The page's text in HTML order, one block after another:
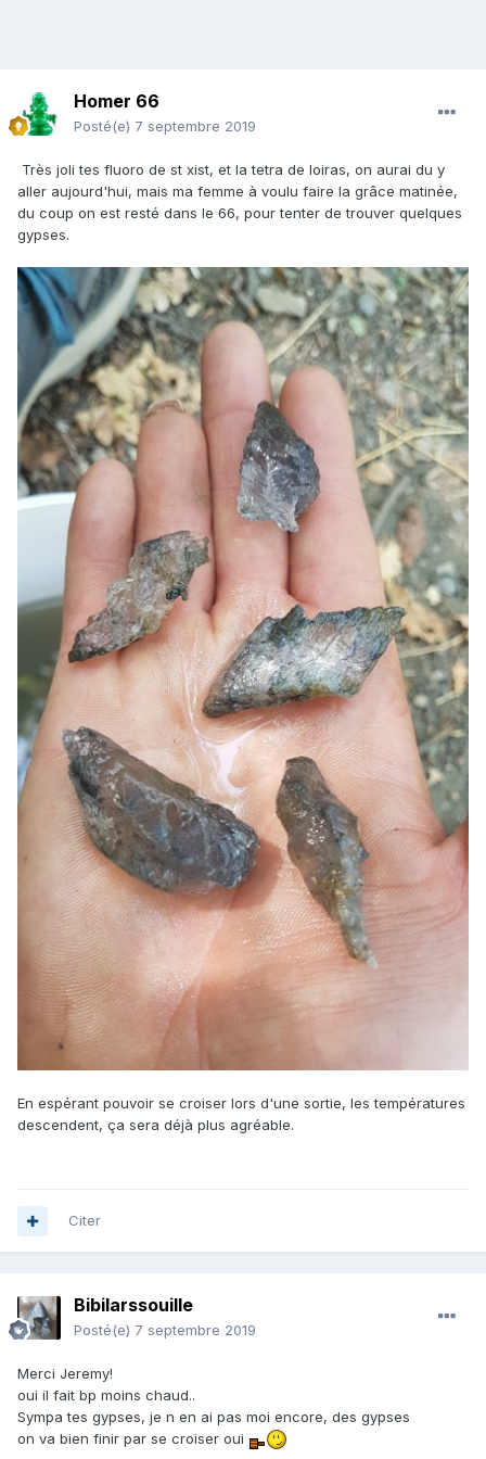
Homer 66
Posté(e) 7 septembre 2019
Très joli tes fluoro de st xist, et la tetra de loiras, on aurai du y
aller aujourd'hui, mais ma femme à voulu faire la grâce matinée,
du coup on est resté dans le 66, pour tenter de trouver quelques
gypses.
En espérant pouvoir se croiser lors d'une sortie, les températures
descendent, ça sera déjà plus agréable.
Citer
Bibilarssouille
Posté(e) 7 septembre 2019
Merci Jeremy!
oui il fait bp moins chaud..
Sympa tes gypses, je n en ai pas moi encore, des gypses
on va bien finir par se croiser oui